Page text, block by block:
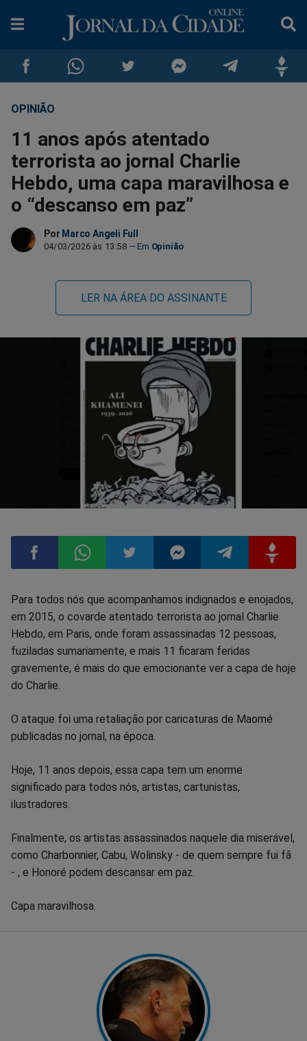
Compartilhar
no
Facebook
Compartilhar
no
Whatsapp
no
Twitter
no
Messenger
no
TelegramGettr
OPINIÃO
11 anos após atentado
terrorista ao jornal Charlie
Hebdo, uma capa maravilhosa e
o “descanso em paz”
Por Marco Angeli Full
04/03/2026 às 13:58 Opinião
LER NA ÁREA DO ASSINANTE
Compartilhar
no
Facebook
Compartilhar
no
Whatsapp
Compartilhar
no
Twitter
Compartilhar
no
Messenger
Compartilhar
no
Telegram
no
Gettr
Para todos nós que acompanhamos indignados e enojados,
em 2015, o covarde atentado terrorista ao jornal Charlie
Hebdo, em Paris, onde foram assassinadas 12 pessoas,
fuziladas sumariamente, e mais 11 ficaram feridas
gravemente, é mais do que emocionante ver a capa de hoje
do Charlie.
O ataque foi uma retaliação por caricaturas de Maomé
publicadas no jornal, na época.
Hoje, 11 anos depois, essa capa tem um enorme
significado para todos nós, artistas, cartunistas,
ilustradores.
Finalmente, os artistas assassinados naquele dia miserável,
como Charbonnier, Cabu, Wolinsky - de quem sempre fui fã
- , e Honoré podem descansar em paz.
Capa maravilhosa.